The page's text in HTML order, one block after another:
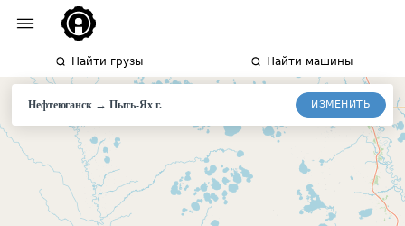
Найти грузы Найти машины
Нефтеюганск→ Пыть-Ях г. ИЗМЕНИТЬ